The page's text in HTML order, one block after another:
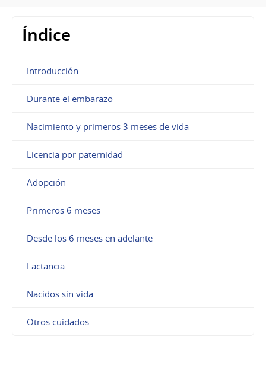
Índice
Introducción
Durante el embarazo
Nacimiento y primeros 3 meses de vida
Licencia por paternidad
Adopción
Primeros 6 meses
Desde los 6 meses en adelante
Lactancia
Nacidos sin vida
Otros cuidados